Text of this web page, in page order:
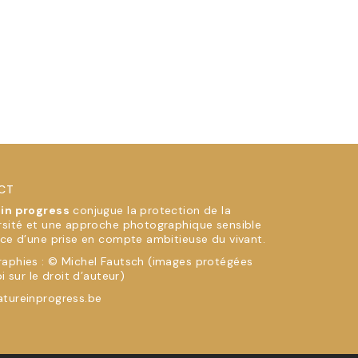
progress conjugue la protection de la
et une approche photographique sensible
d’une prise en compte ambitieuse du vivant.
: © Michel Fautsch (images protégées
sur le droit d’auteur)